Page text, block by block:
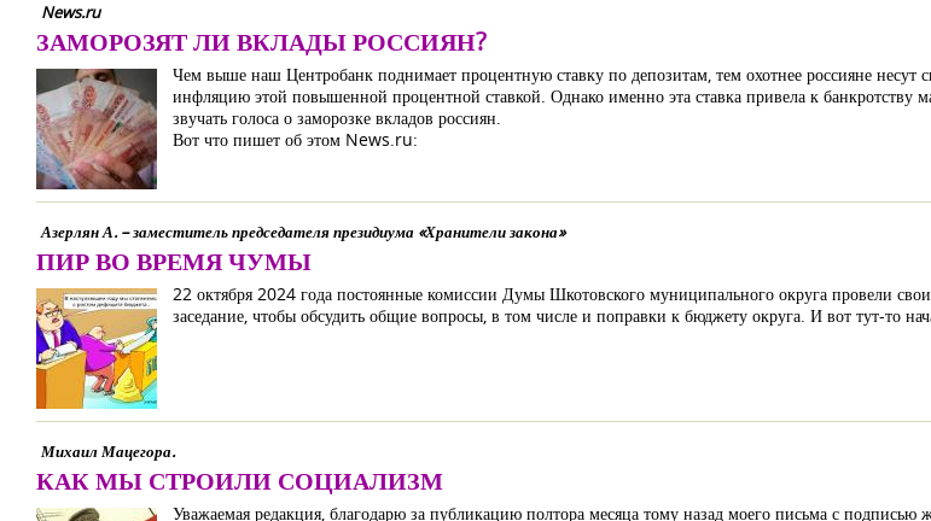
News.ru
ЗАМОРОЗЯТ ЛИ ВКЛАДЫ РОССИЯН?
Чем выше наш Центробанк поднимает процентную ставку по депозитам, тем охотнее россияне
инфляцию этой повышенной процентной ставкой. Однако именно эта ставка привела к банкротству
звучать голоса о заморозке вкладов россиян.
Вот что пишет об этом News.ru:
Азерлян А. – заместитель председателя президиума «Хранители закона»
ПИР ВО ВРЕМЯ ЧУМЫ
22 октября 2024 года постоянные комиссии Думы Шкотовского муниципального округа провели
заседание, чтобы обсудить общие вопросы, в том числе и поправки к бюджету округа. И вот тут-то
Михаил Мацегора.
КАК МЫ СТРОИЛИ СОЦИАЛИЗМ
Уважаемая редакция, благодарю за публикацию полтора месяца тому назад моего письма с